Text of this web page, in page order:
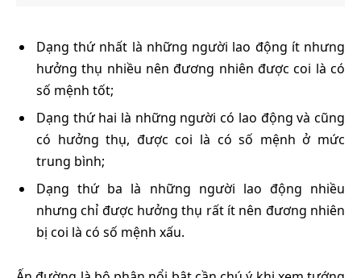
Dạng thứ nhất là những người lao động ít nhưng
hưởng thụ nhiều nên đương nhiên được coi là có
số mệnh tốt;
Dạng thứ hai là những người có lao động và cũng
có hưởng thụ, được coi là có số mệnh ở mức
trung bình;
Dạng thứ ba là những người lao động nhiều
nhưng chỉ được hưởng thụ rất ít nên đương nhiên
bị coi là có số mệnh xấu.